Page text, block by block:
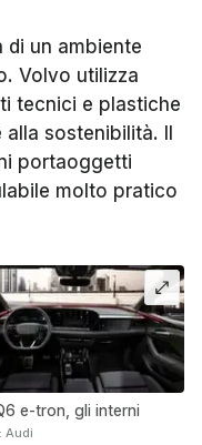
di un ambiente
Volvo utilizza
tecnici e plastiche
sostenibilità. Il
portaoggetti
molto pratico
e-tron, gli interni
Audi